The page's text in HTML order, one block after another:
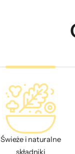
Świeże i naturalne